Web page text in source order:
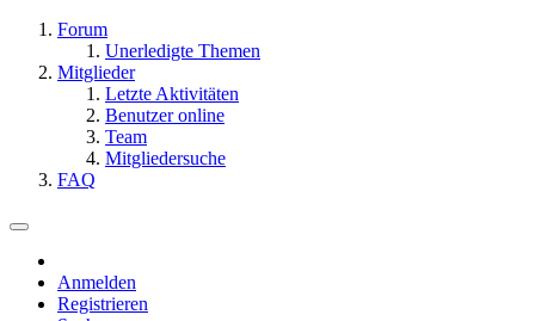
Forum
Unerledigte Themen
Mitglieder
Letzte Aktivitäten
Benutzer online
Team
Mitgliedersuche
FAQ
Anmelden
Registrieren